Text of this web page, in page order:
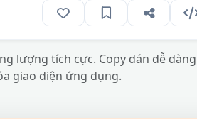
lượng tích cực. Copy dán dễ
giao diện ứng dụng.